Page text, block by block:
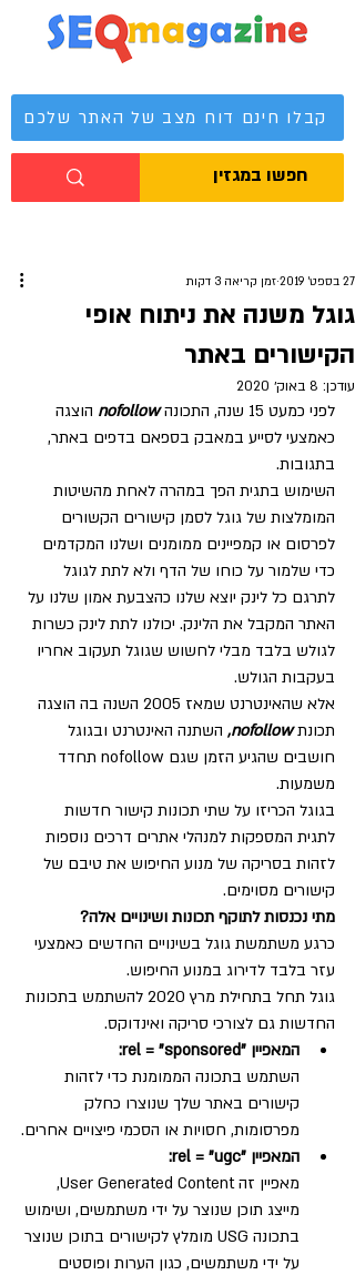
מגזין קידום אתרים
קבלו חינם דוח מצב של האתר שלכם
גוגל משנה את ניתוח אופי
הקישורים באתר
27 בספט׳ 2019 זמן קריאה 3 דקות
עודכן: 8 באוק׳ 2020
לפני כמעט 15 שנה, התכונה nofollow הוצגה
כאמצעי לסייע במאבק בספאם בדפים באתר,
בתגובות.
השימוש בתגית הפך במהרה לאחת מהשיטות
המומלצות של גוגל לסמן קישורים הקשורים
לפרסום או קמפיינים ממומנים ושלנו המקדמים
כדי שלמור על כוחו של הדף ולא לתת לגוגל
לתרגם כל לינק יוצא שלנו כהצבעת אמון שלנו על
האתר המקבל את הלינק. יכולנו לתת לינק כשרות
לגולש בלבד מבלי לחשוש שגוגל תעקוב אחריו
בעקבות הגולש.
אלא שהאינטרנט שמאז 2005 השנה בה הוצגה
תכונת nofollow, השתנה האינטרנט ובגוגל
חושבים שהגיע הזמן שגם nofollow תחדד
משמעות.
בגוגל הכריזו על שתי תכונות קישור חדשות
לתגית המספקות למנהלי אתרים דרכים נוספות
לזהות בסריקה של מנוע החיפוש את טיבם של
קישורים מסוימים.
מתי נכנסות לתוקף תכונות ושינויים אלה?
כרגע משתמשת גוגל בשינויים החדשים כאמצעי
עזר בלבד לדירוג במנוע החיפוש.
גוגל תחל בתחילת מרץ 2020 להשתמש בתכונות
החדשות גם לצורכי סריקה ואינדוקס.
המאפיין "rel = "sponsored:
השתמש בתכונה הממומנת כדי לזהות
קישורים באתר שלך שנוצרו כחלק
מפרסומות, חסויות או הסכמי פיצויים אחרים.
המאפיין "rel = "ugc:
מאפיין זה User Generated Content,
מייצג תוכן שנוצר על ידי משתמשים, ושימוש
בתכונה USG מומלץ לקישורים בתוכן שנוצר
על ידי משתמשים, כגון הערות ופוסטים